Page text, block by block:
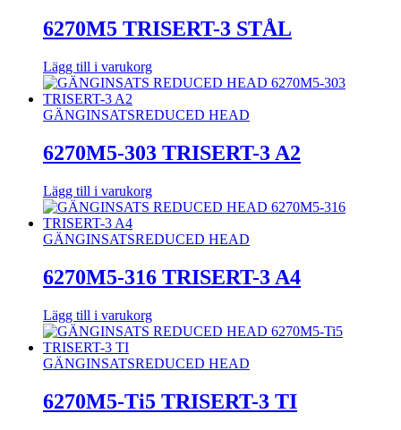
6270M5 TRISERT-3 STÅL
Lägg till i varukorg
GÄNGINSATSREDUCED HEAD
6270M5-303 TRISERT-3 A2
Lägg till i varukorg
GÄNGINSATSREDUCED HEAD
6270M5-316 TRISERT-3 A4
Lägg till i varukorg
GÄNGINSATSREDUCED HEAD
6270M5-Ti5 TRISERT-3 TI